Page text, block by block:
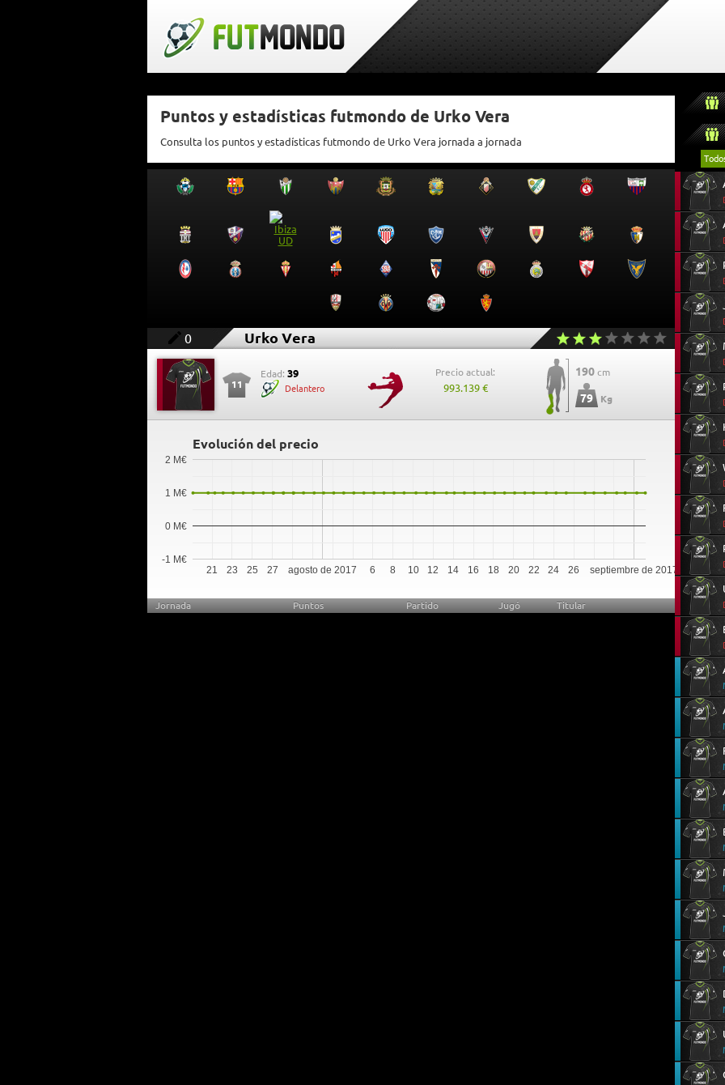
Puntos y estadísticas futmondo de Urko Vera
Consulta los puntos y estadísticas futmondo de Urko Vera jornada a jornada
0 Urko Vera
11
Edad: 39
Delantero
Precio actual:
993.139 €
190 cm
79 Kg
Evolución del precio
agosto de 2017 septiembre de 2017
21 23 25 27 6 8 10 12 14 16 18 20 22 24 26
-1 M€
0 M€
1 M€
2 M€
Jornada Puntos Partido Jugó Titular